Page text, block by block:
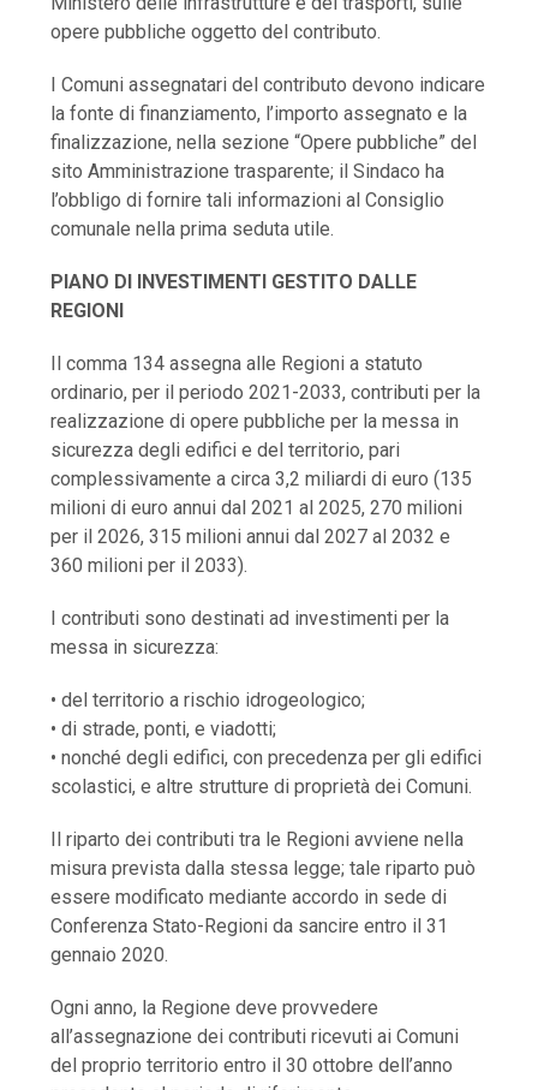
opere pubbliche oggetto del contributo.
I Comuni assegnatari del contributo devono indicare
la fonte di finanziamento, l’importo assegnato e la
finalizzazione, nella sezione “Opere pubbliche” del
sito Amministrazione trasparente; il Sindaco ha
l’obbligo di fornire tali informazioni al Consiglio
comunale nella prima seduta utile.
PIANO DI INVESTIMENTI GESTITO DALLE
REGIONI
Il comma 134 assegna alle Regioni a statuto
ordinario, per il periodo 2021-2033, contributi per la
realizzazione di opere pubbliche per la messa in
sicurezza degli edifici e del territorio, pari
complessivamente a circa 3,2 miliardi di euro (135
milioni di euro annui dal 2021 al 2025, 270 milioni
per il 2026, 315 milioni annui dal 2027 al 2032 e
360 milioni per il 2033).
I contributi sono destinati ad investimenti per la
messa in sicurezza:
• del territorio a rischio idrogeologico;
• di strade, ponti, e viadotti;
• nonché degli edifici, con precedenza per gli edifici
scolastici, e altre strutture di proprietà dei Comuni.
Il riparto dei contributi tra le Regioni avviene nella
misura prevista dalla stessa legge; tale riparto può
essere modificato mediante accordo in sede di
Conferenza Stato-Regioni da sancire entro il 31
gennaio 2020.
Ogni anno, la Regione deve provvedere
all’assegnazione dei contributi ricevuti ai Comuni
del proprio territorio entro il 30 ottobre dell’anno